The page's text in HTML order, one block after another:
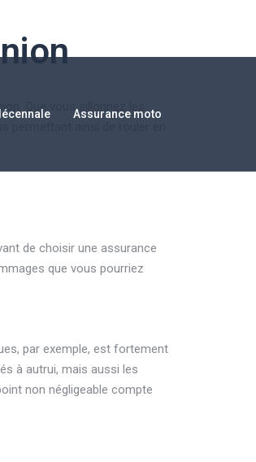
Assurance moto
Que vous sillonnez les
permettant ainsi de rouler en
de choisir une assurance
que vous pourriez
par exemple, est fortement
à autrui, mais aussi les
non négligeable compte